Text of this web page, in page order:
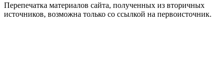
Перепечатка материалов сайта, полученных из вторичных
источников, возможна только со ссылкой на первоисточник.